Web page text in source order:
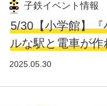
子鉄イベント情報
5/30【小学館】
ルな駅と電車が作
2025.05.30